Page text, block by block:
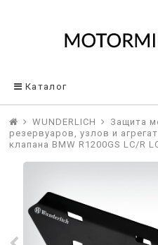
Каталог
WUNDERLICH Защита
резервуаров, узлов и
клапана BMW R1200GS LC/R